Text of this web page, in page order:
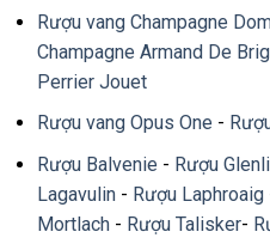
Rượu vang Champagne
Champagne Armand De
Perrier Jouet
Rượu vang Opus One -
Rượu Balvenie - Rượu
Lagavulin- Rượu Laphroaig
Mortlach- Rượu Talisker-